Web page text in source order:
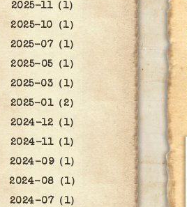
2025-11（1）
2025-10（1）
2025-07（1）
2025-05（1）
2025-03（1）
2025-01（2）
2024-12（1）
2024-11（1）
2024-09（1）
2024-08（1）
2024-07（1）